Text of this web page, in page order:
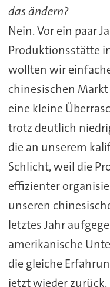
das ändern?
Nein. Vor ein paar
Produktionsstätte
wollten wir
chinesischen
eine kleine
trotz deutlich
die an unserem
Schlicht, weil die
effizienter
unseren
letztes Jahr
amerikanische
die gleiche
jetzt wieder zurück.